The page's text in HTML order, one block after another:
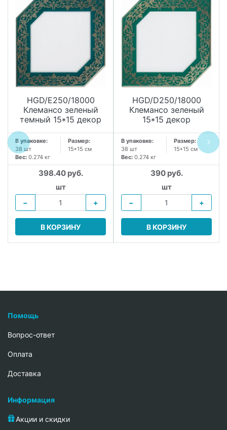
HGD/E250/18000
Клемансо зеленый
темный 15*15 декор
В упаковке:
38 шт
Размер:
15*15 см
Вес: 0.274 кг
398.40 руб.
шт
−
+
В КОРЗИНУ
HGD/D250/18000
Клемансо зеленый
15*15 декор
В упаковке:
38 шт
Размер:
15*15 см
Вес: 0.274 кг
390 руб.
шт
−
+
В КОРЗИНУ
Помощь
Вопрос-ответ
Oплата
Доставка
Информация
Акции и скидки